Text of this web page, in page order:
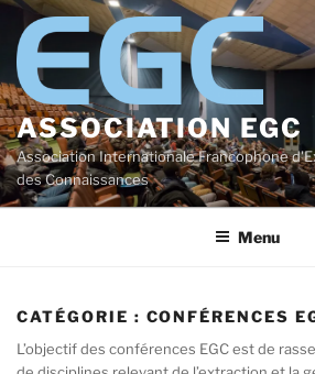
Aller
contenu
principal
ASSOCIATION EGC
Association Internationale Francophone
des Connaissances
Menu
CATÉGORIE : CONFÉRENCES
L’objectif des conférences EGC est de